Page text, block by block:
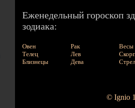
Еженедельный гороскоп
зодиака:
Овен
Телец
Близнецы
Рак
Лев
Дева
Весы
© Ignio